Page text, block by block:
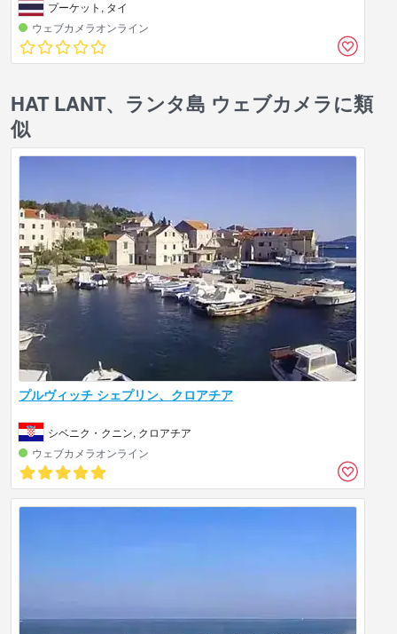
プーケット, タイ
ウェブカメラオンライン
HAT LANT、ランタ島 ウェブカメラに類
似
プルヴィッチ シェプリン、クロアチア
シベニク・クニン, クロアチア
ウェブカメラオンライン